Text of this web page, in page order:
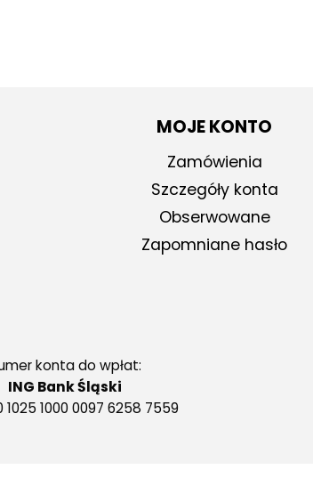
MOJE KONTO
Zamówienia
Szczegóły konta
Obserwowane
Zapomniane hasło
konta do wpłat:
ING Bank Śląski
1025 1000 0097 6258 7559